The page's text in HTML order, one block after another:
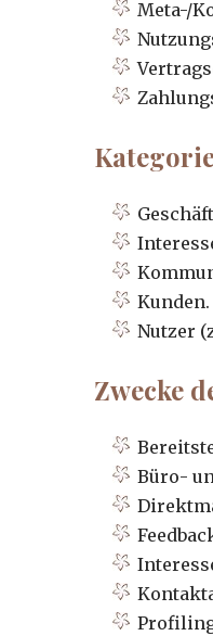
Meta-/
Kunden.
Nutzer
Zwecke
Büro-